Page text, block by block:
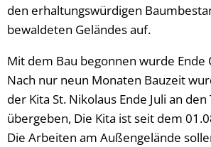
den erhaltungswürdigen
bewaldeten Geländes auf.
Mit dem Bau begonnen wurde Ende
Nach nur neun Monaten Bauzeit
der Kita St. Nikolaus Ende Juli an den
übergeben, Die Kita ist seit dem
Die Arbeiten am Außengelände